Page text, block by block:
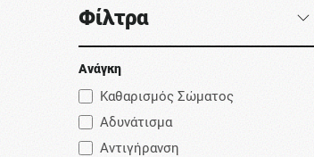
Φίλτρα
Ανάγκη
Καθαρισμός Σώματος
Αδυνάτισμα
Αντιγήρανση